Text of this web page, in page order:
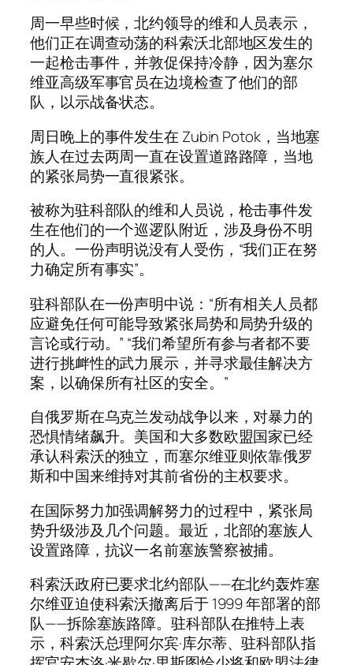
周一早些时候，北约领导的维和人员表示，
他们正在调查动荡的科索沃北部地区发生的
一起枪击事件，并敦促保持冷静，因为塞尔
维亚高级军事官员在边境检查了他们的部
队，以示战备状态。
周日晚上的事件发生在 Zubin Potok，当地塞
族人在过去两周一直在设置道路路障，当地
的紧张局势一直很紧张。
被称为驻科部队的维和人员说，枪击事件发
生在他们的一个巡逻队附近，涉及身份不明
的人。一份声明说没有人受伤，“我们正在努
力确定所有事实”。
驻科部队在一份声明中说：“所有相关人员都
应避免任何可能导致紧张局势和局势升级的
言论或行动。” “我们希望所有参与者都不要
进行挑衅性的武力展示，并寻求最佳解决方
案，以确保所有社区的安全。”
自俄罗斯在乌克兰发动战争以来，对暴力的
恐惧情绪飙升。美国和大多数欧盟国家已经
承认科索沃的独立，而塞尔维亚则依靠俄罗
斯和中国来维持对其前省份的主权要求。
在国际努力加强调解努力的过程中，紧张局
势升级涉及几个问题。最近，北部的塞族人
设置路障，抗议一名前塞族警察被捕。
科索沃政府已要求北约部队——在北约轰炸塞
尔维亚迫使科索沃撤离后于 1999 年部署的部
队——拆除塞族路障。驻科部队在推特上表
示，科索沃总理阿尔宾·库尔蒂、驻科部队指